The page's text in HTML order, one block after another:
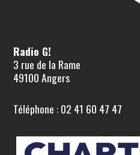
Radio G!
3 rue de la Rame
49100 Angers
Téléphone : 02 41 60 47 47